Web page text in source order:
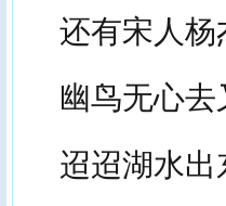
还有宋人杨
幽鸟无心去
迢迢湖水出